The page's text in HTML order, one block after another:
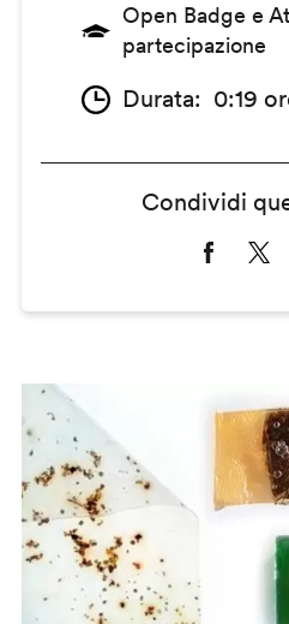
Open Badge e
partecipazione
Durata 0:19
Condividi